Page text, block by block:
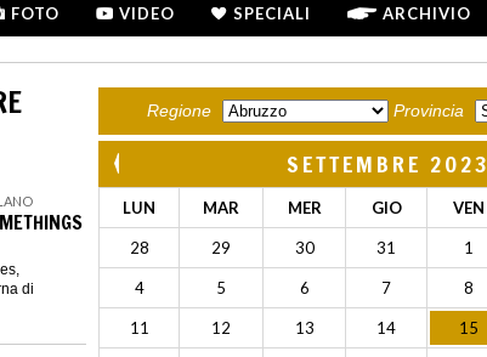
FOTO VIDEO SPECIALI ARCHIVIO
di
Regione Provincia
SETTEMBRE 2023
LUN MAR MER GIO VEN
28 29 30 31 1
4 5 6 7 8
11 12 13 14 15